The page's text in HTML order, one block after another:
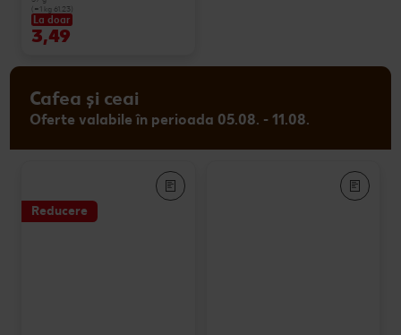
(=1 kg 61.23)
La doar
3,49
Cafea și ceai
Oferte valabile în perioada 05.08. - 11.08.
Reducere